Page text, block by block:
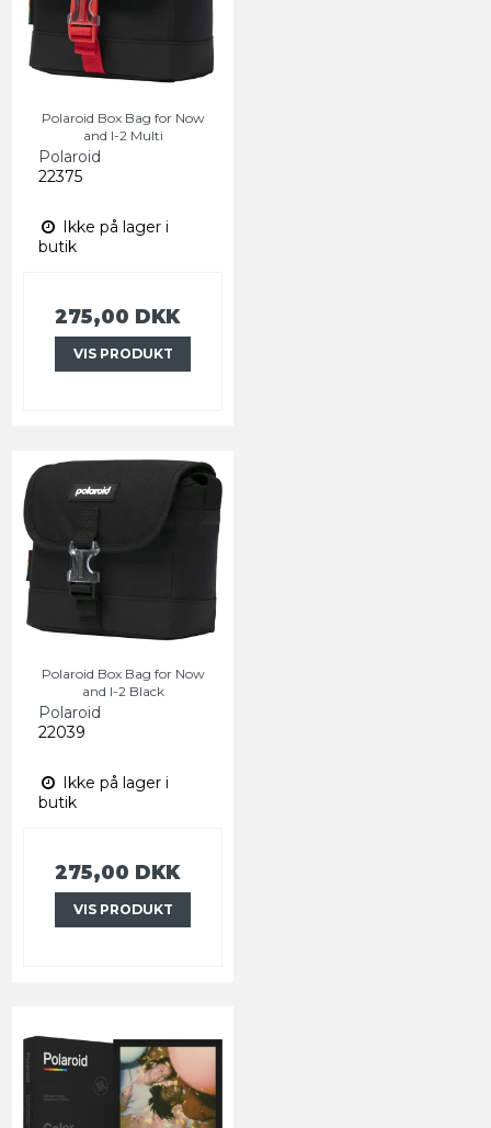
Polaroid Box Bag for Now
and I-2 Multi
Polaroid
22375
Ikke på lager i
butik
275,00 DKK
VIS PRODUKT
Polaroid Box Bag for Now
and I-2 Black
Polaroid
22039
Ikke på lager i
butik
275,00 DKK
VIS PRODUKT